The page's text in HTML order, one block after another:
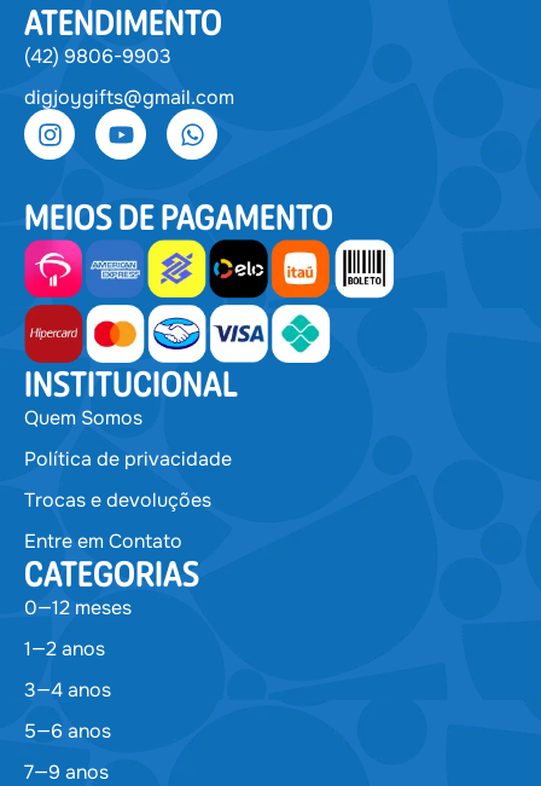
ATENDIMENTO
(42) 9806-9903
digjoygifts@gmail.com
MEIOS DE PAGAMENTO
INSTITUCIONAL
Quem Somos
Política de privacidade
Trocas e devoluções
Entre em Contato
CATEGORIAS
0—12 meses
1—2 anos
3—4 anos
5—6 anos
7—9 anos